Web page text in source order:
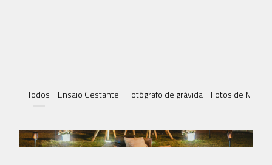
Todos Ensaio Gestante Fotógrafo de grávida Fotos de New